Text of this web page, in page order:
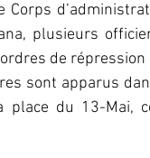
plusieurs
de
sont apparus
du 13-Mai,